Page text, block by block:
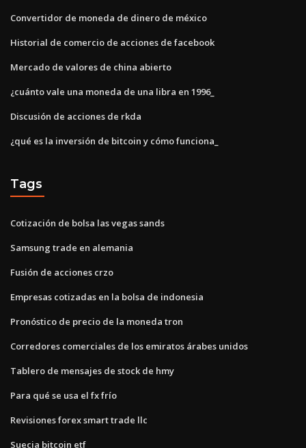
Convertidor de moneda de dinero de méxico
Historial de comercio de acciones de facebook
Mercado de valores de china abierto
¿cuánto vale una moneda de una libra en 1996_
Discusión de acciones de rkda
¿qué es la inversión de bitcoin y cómo funciona_
Tags
Cotización de bolsa las vegas sands
Samsung trade en alemania
Fusión de acciones crzo
Empresas cotizadas en la bolsa de indonesia
Pronóstico de precio de la moneda tron
Corredores comerciales de los emiratos árabes unidos
Tablero de mensajes de stock de hmy
Para qué se usa el fx frío
Revisiones forex smart trade llc
Suecia bitcoin etf